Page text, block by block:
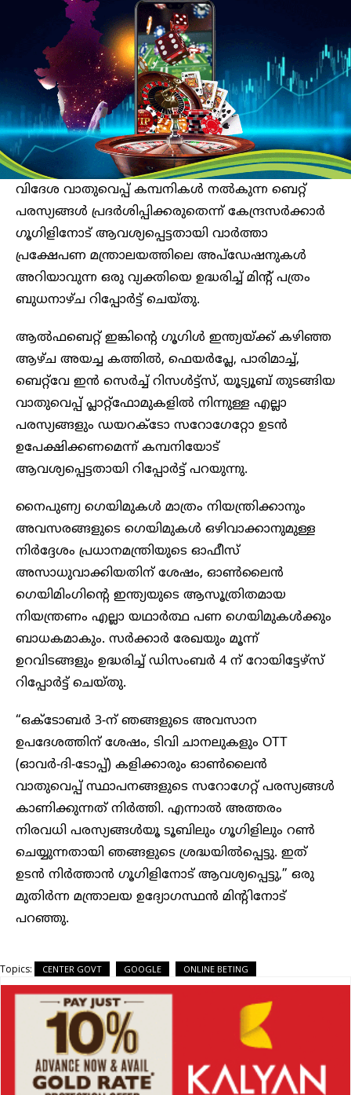
വിദേശ വാതുവെപ്പ് കമ്പനികൾ നൽകുന്ന ബെറ്റ്
പരസ്യങ്ങൾ പ്രദർശിപ്പിക്കരുതെന്ന് കേന്ദ്രസർക്കാർ
ഗൂഗിളിനോട് ആവശ്യപ്പെട്ടതായി വാർത്താ
പ്രക്ഷേപണ മന്ത്രാലയത്തിലെ അപ്‌ഡേഷനുകൾ
അറിയാവുന്ന ഒരു വ്യക്തിയെ ഉദ്ധരിച്ച് മിന്റ് പത്രം
ബുധനാഴ്ച റിപ്പോർട്ട് ചെയ്തു.
ആൽഫബെറ്റ് ഇങ്കിന്റെ ഗൂഗിൾ ഇന്ത്യയ്ക്ക് കഴിഞ്ഞ
ആഴ്ച അയച്ച കത്തിൽ, ഫെയർപ്ലേ, പാരിമാച്ച്,
ബെറ്റ്‌വേ ഇൻ സെർച്ച് റിസൾട്ട്‌സ്, യൂട്യൂബ് തുടങ്ങിയ
വാതുവെപ്പ് പ്ലാറ്റ്‌ഫോമുകളിൽ നിന്നുള്ള എല്ലാ
പരസ്യങ്ങളും ഡയറക്ടോ സറോഗേറ്റോ ഉടൻ
ഉപേക്ഷിക്കണമെന്ന് കമ്പനിയോട്
ആവശ്യപ്പെട്ടതായി റിപ്പോർട്ട് പറയുന്നു.
നൈപുണ്യ ഗെയിമുകൾ മാത്രം നിയന്ത്രിക്കാനും
അവസരങ്ങളുടെ ഗെയിമുകൾ ഒഴിവാക്കാനുമുള്ള
നിർദ്ദേശം പ്രധാനമന്ത്രിയുടെ ഓഫീസ്
അസാധുവാക്കിയതിന് ശേഷം, ഓൺലൈൻ
ഗെയിമിംഗിന്റെ ഇന്ത്യയുടെ ആസൂത്രിതമായ
നിയന്ത്രണം എല്ലാ യഥാർത്ഥ പണ ഗെയിമുകൾക്കും
ബാധകമാകും. സർക്കാർ രേഖയും മൂന്ന്
ഉറവിടങ്ങളും ഉദ്ധരിച്ച് ഡിസംബർ 4 ന് റോയിട്ടേഴ്‌സ്
റിപ്പോർട്ട് ചെയ്തു.
“ഒക്‌ടോബർ 3-ന് ഞങ്ങളുടെ അവസാന
ഉപദേശത്തിന് ശേഷം, ടിവി ചാനലുകളും OTT
(ഓവർ-ദി-ടോപ്പ്) കളിക്കാരും ഓൺലൈൻ
വാതുവെപ്പ് സ്ഥാപനങ്ങളുടെ സറോഗേറ്റ് പരസ്യങ്ങൾ
കാണിക്കുന്നത് നിർത്തി. എന്നാൽ അത്തരം
നിരവധി പരസ്യങ്ങൾയൂ ടൂബിലും ഗൂഗിളിലും റൺ
ചെയ്യുന്നതായി ഞങ്ങളുടെ ശ്രദ്ധയിൽപ്പെട്ടു. ഇത്
ഉടൻ നിർത്താൻ ഗൂഗിളിനോട് ആവശ്യപ്പെട്ടു,” ഒരു
മുതിർന്ന മന്ത്രാലയ ഉദ്യോഗസ്ഥൻ മിന്റിനോട്
പറഞ്ഞു.
Topics: CENTER GOVT GOOGLE ONLINE BETING